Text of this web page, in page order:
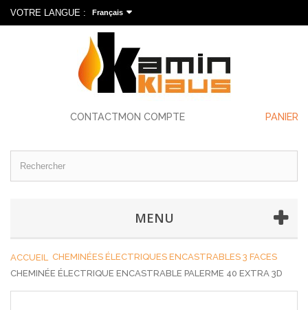
VOTRE LANGUE : Français
CONTACTMON COMPTE PANIER
MENU
ACCUEIL
CHEMINÉES ÉLECTRIQUES ENCASTRABLES 3 FACES
CHEMINÉE ÉLECTRIQUE ENCASTRABLE PALERME 40 EXTRA 3D